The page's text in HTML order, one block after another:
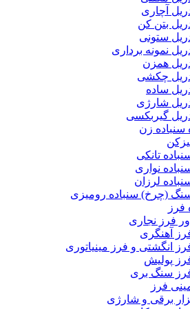
آچاری
بتن کن
ستونی
نمونه برداری
همزن
چکشی
ساده
شارژی
گیربکسی
سنباده زن
تانکی
نواری
لرزان
(چرخ) سنباده رومیزی
فرز
اور فرز نجاری
آهنگری
انگشتی و فرز مینیاتوری
پولیش
سنگ بری
فرز
برقی و شارژی